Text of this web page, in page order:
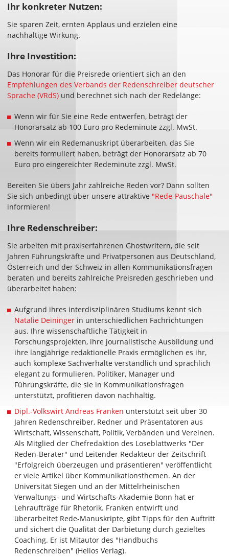
Ihr konkreter Nutzen:
Sie sparen Zeit, ernten Applaus und erzielen eine
nachhaltige Wirkung.
Ihre Investition:
Das Honorar für die Preisrede orientiert sich an den
Empfehlungen des Verbands der Redenschreiber deutscher
Sprache (VRdS) und berechnet sich nach der Redelänge:
Wenn wir für Sie eine Rede entwerfen, beträgt der
Honorarsatz ab 100 Euro pro Redeminute zzgl. MwSt.
Wenn wir ein Redemanuskript überarbeiten, das Sie
bereits formuliert haben, beträgt der Honorarsatz ab 70
Euro pro eingereichter Redeminute zzgl. MwSt.
Bereiten Sie übers Jahr zahlreiche Reden vor? Dann sollten
Sie sich unbedingt über unsere attraktive "Rede-Pauschale"
informieren!
Ihre Redenschreiber:
Sie arbeiten mit praxiserfahrenen Ghostwritern, die seit
Jahren Führungskräfte und Privatpersonen aus Deutschland,
Österreich und der Schweiz in allen Kommunikationsfragen
beraten und bereits zahlreiche Preisreden geschrieben und
überarbeitet haben:
Aufgrund ihres interdisziplinären Studiums kennt sich
Natalie Deininger in unterschiedlichen Fachrichtungen
aus. Ihre wissenschaftliche Tätigkeit in
Forschungsprojekten, ihre journalistische Ausbildung und
ihre langjährige redaktionelle Praxis ermöglichen es ihr,
auch komplexe Sachverhalte verständlich und sprachlich
elegant zu formulieren. Politiker, Manager und
Führungskräfte, die sie in Kommunikationsfragen
unterstützt, profitieren davon nachhaltig.
Dipl.-Volkswirt Andreas Franken unterstützt seit über 30
Jahren Redenschreiber, Redner und Präsentatoren aus
Wirtschaft, Wissenschaft, Politik, Verbänden und Vereinen.
Als Mitglied der Chefredaktion des Loseblattwerks "Der
Reden-Berater" und Leitender Redakteur der Zeitschrift
"Erfolgreich überzeugen und präsentieren" veröffentlicht
er viele Artikel über Kommunikationsthemen. An der
Universität Siegen und an der Mittelrheinischen
Verwaltungs- und Wirtschafts-Akademie Bonn hat er
Lehraufträge für Rhetorik. Franken entwirft und
überarbeitet Rede-Manuskripte, gibt Tipps für den Auftritt
und sichert die Qualität der Darbietung durch gezieltes
Coaching. Er ist Mitautor des "Handbuchs
Redenschreiben" (Helios Verlag).